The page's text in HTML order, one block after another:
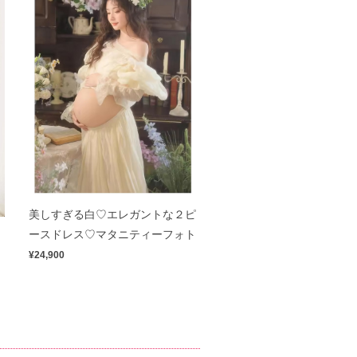
美しすぎる白♡エレガントな２ピ
ースドレス♡マタニティーフォト
¥24,900